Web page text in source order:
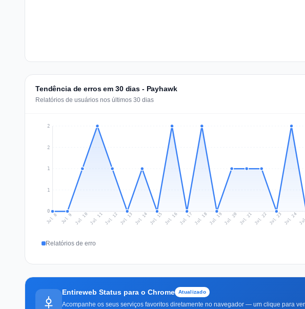
Tendência de erros em 30 dias - Payhawk
Relatórios de usuários nos últimos 30 dias
0
1
1
2
2
Jul 8 Jul 9 Jul 10 Jul 11Jul 12 Jul 13 Jul 14 Jul 15 Jul 16Jul 17 Jul 18Jul 19 Jul 20 Jul 21 Jul 22 Jul 23 Jul 24
Relatórios de erro
Entireweb Status para o Chrome Atualizado
Acompanhe os seus serviços favoritos diretamente no navegador — um clique para